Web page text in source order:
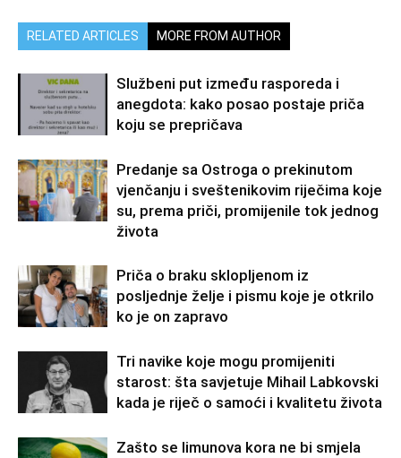
RELATED ARTICLES MORE FROM AUTHOR
Službeni put između rasporeda i
anegdota: kako posao postaje priča
koju se prepričava
Predanje sa Ostroga o prekinutom
vjenčanju i sveštenikovim riječima koje
su, prema priči, promijenile tok jednog
života
Priča o braku sklopljenom iz
posljednje želje i pismu koje je otkrilo
ko je on zapravo
Tri navike koje mogu promijeniti
starost: šta savjetuje Mihail Labkovski
kada je riječ o samoći i kvalitetu života
Zašto se limunova kora ne bi smjela